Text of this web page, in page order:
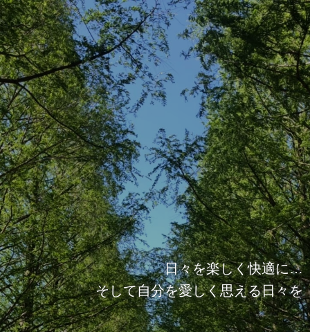
日々を楽しく快適に…
そして自分を愛しく思える日々を